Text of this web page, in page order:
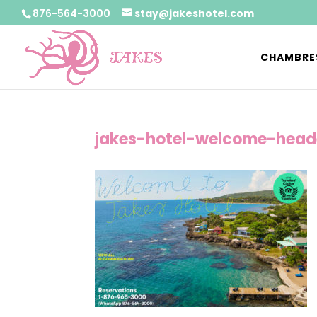
876-564-3000 stay@jakeshotel.com
jakes-hotel-welcome-